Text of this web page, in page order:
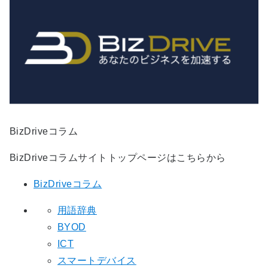
BizDriveコラム
BizDriveコラムサイトトップページはこちらから
BizDriveコラム
用語辞典
BYOD
ICT
スマートデバイス